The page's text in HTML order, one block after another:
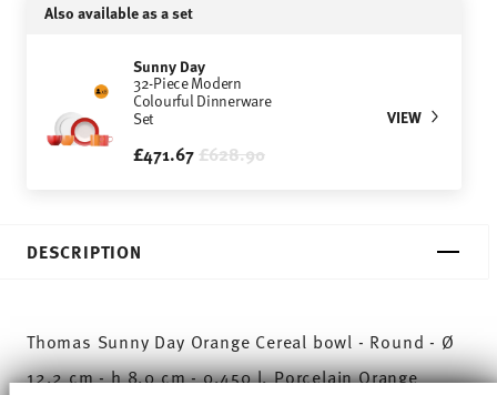
Also available as a set
Sunny Day
32-Piece Modern
Colourful Dinnerware
Set
£471.67Price reduced from
£628.90to
VIEW
DESCRIPTION
Thomas Sunny Day Orange Cereal bowl - Round - Ø
12,2 cm - h 8,0 cm - 0,450 l, Porcelain Orange